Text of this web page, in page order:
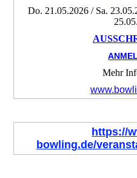
Do. 21.05.2026 / Sa.
Mehr
https://
bowling.de/